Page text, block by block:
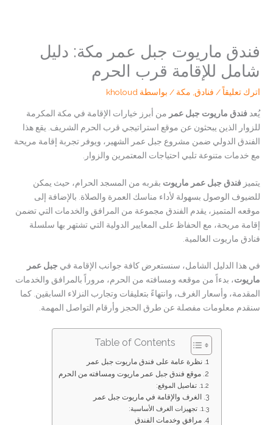
فندق ماريوت جبل عمر مكة: دليل
شامل للإقامة قرب الحرم
اترك تعليقاً / فنادق مكة / بواسطة kholoud
يُعدفندق ماريوت جبل عمر من أبرز خيارات الإقامة في مكة المكرمة
للزوار الذين يبحثون عن موقع استراتيجي قرب الحرم الشريف. يقع هذا
الفندق الدولي ضمن مشروع جبل عمر الشهير، ويوفر تجربة إقامة مريحة
مع خدمات متنوعة تلبي احتياجات المعتمرين والزوار.
يتميزفندق جبل عمر ماريوت بقربه من المسجد الحرام، حيث يمكن
للضيوف الوصول بسهولة لأداء مناسك العمرة والصلاة. بالإضافة إلى
موقعه المتميز، يقدم الفندق مجموعة من المرافق والخدمات التي تضمن
إقامة مريحة، مع الحفاظ على المعايير الدولية التي تشتهر بها سلسلة
فنادق ماريوت العالمية.
في هذا الدليل الشامل، سنستعرض كافة جوانب الإقامة في جبل عمر
ماريوت، بدءاً من موقعه ومسافته من الحرم، مروراً بالمرافق والخدمات
المقدمة، وأسعار الغرف، وانتهاءً بتعليقات وتجارب النزلاء السابقين. كما
سنقدم معلومات مفصلة عن طرق الحجز وأرقام التواصل المهمة.
Table of Contents
نظرة عامة على فندق ماريوت جبل عمر
موقع فندق جبل عمر ماريوت ومسافته من الحرم
تفاصيل الموقع:
الغرف والإقامة في ماريوت جبل عمر
تجهيزات الغرف الأساسية:
مرافق وخدمات الفندق